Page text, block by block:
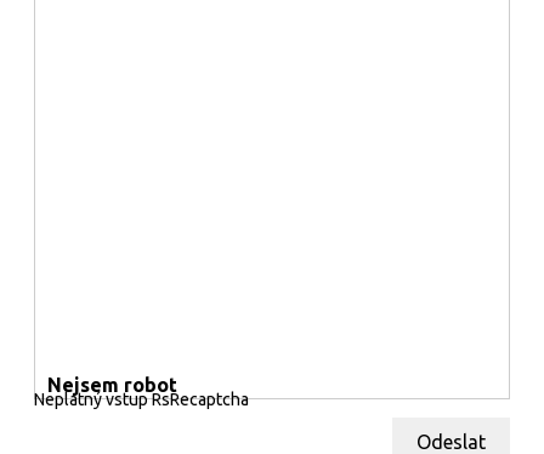
Nejsem robot
Neplatný vstup RsRecaptcha
Odeslat